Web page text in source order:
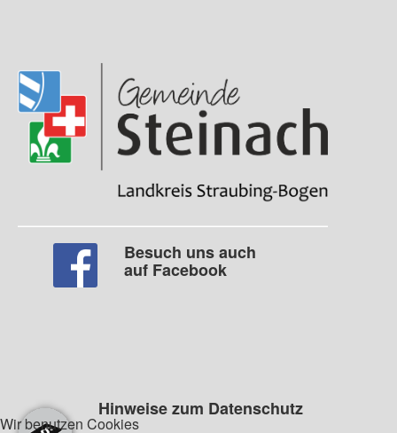
Besuch uns auch
auf Facebook
Hinweise zum Datenschutz
Wir benutzen Cookies